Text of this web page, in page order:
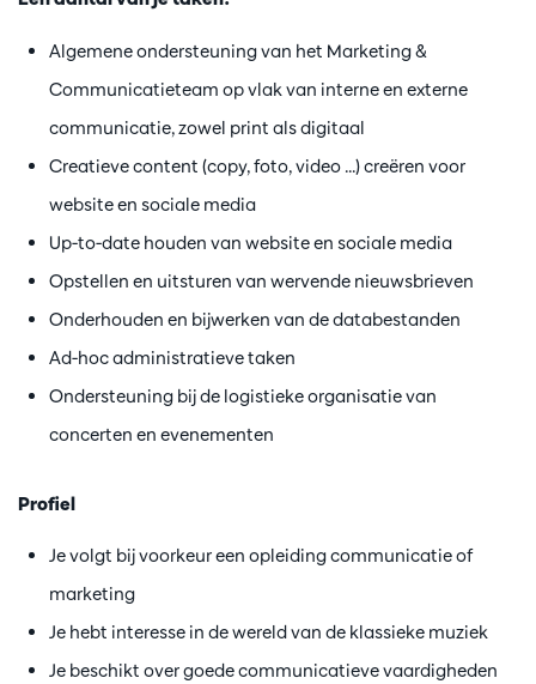
Algemene ondersteuning van het Marketing &
Communicatieteam op vlak van interne en externe
communicatie, zowel print als digitaal
Creatieve content (copy, foto, video ...) creëren voor
website en sociale media
Up-to-date houden van website en sociale media
Opstellen en uitsturen van wervende nieuwsbrieven
Onderhouden en bijwerken van de databestanden
Ad-hoc administratieve taken
Ondersteuning bij de logistieke organisatie van
concerten en evenementen
Profiel
Je volgt bij voorkeur een opleiding communicatie of
marketing
Je hebt interesse in de wereld van de klassieke muziek
Je beschikt over goede communicatieve vaardigheden